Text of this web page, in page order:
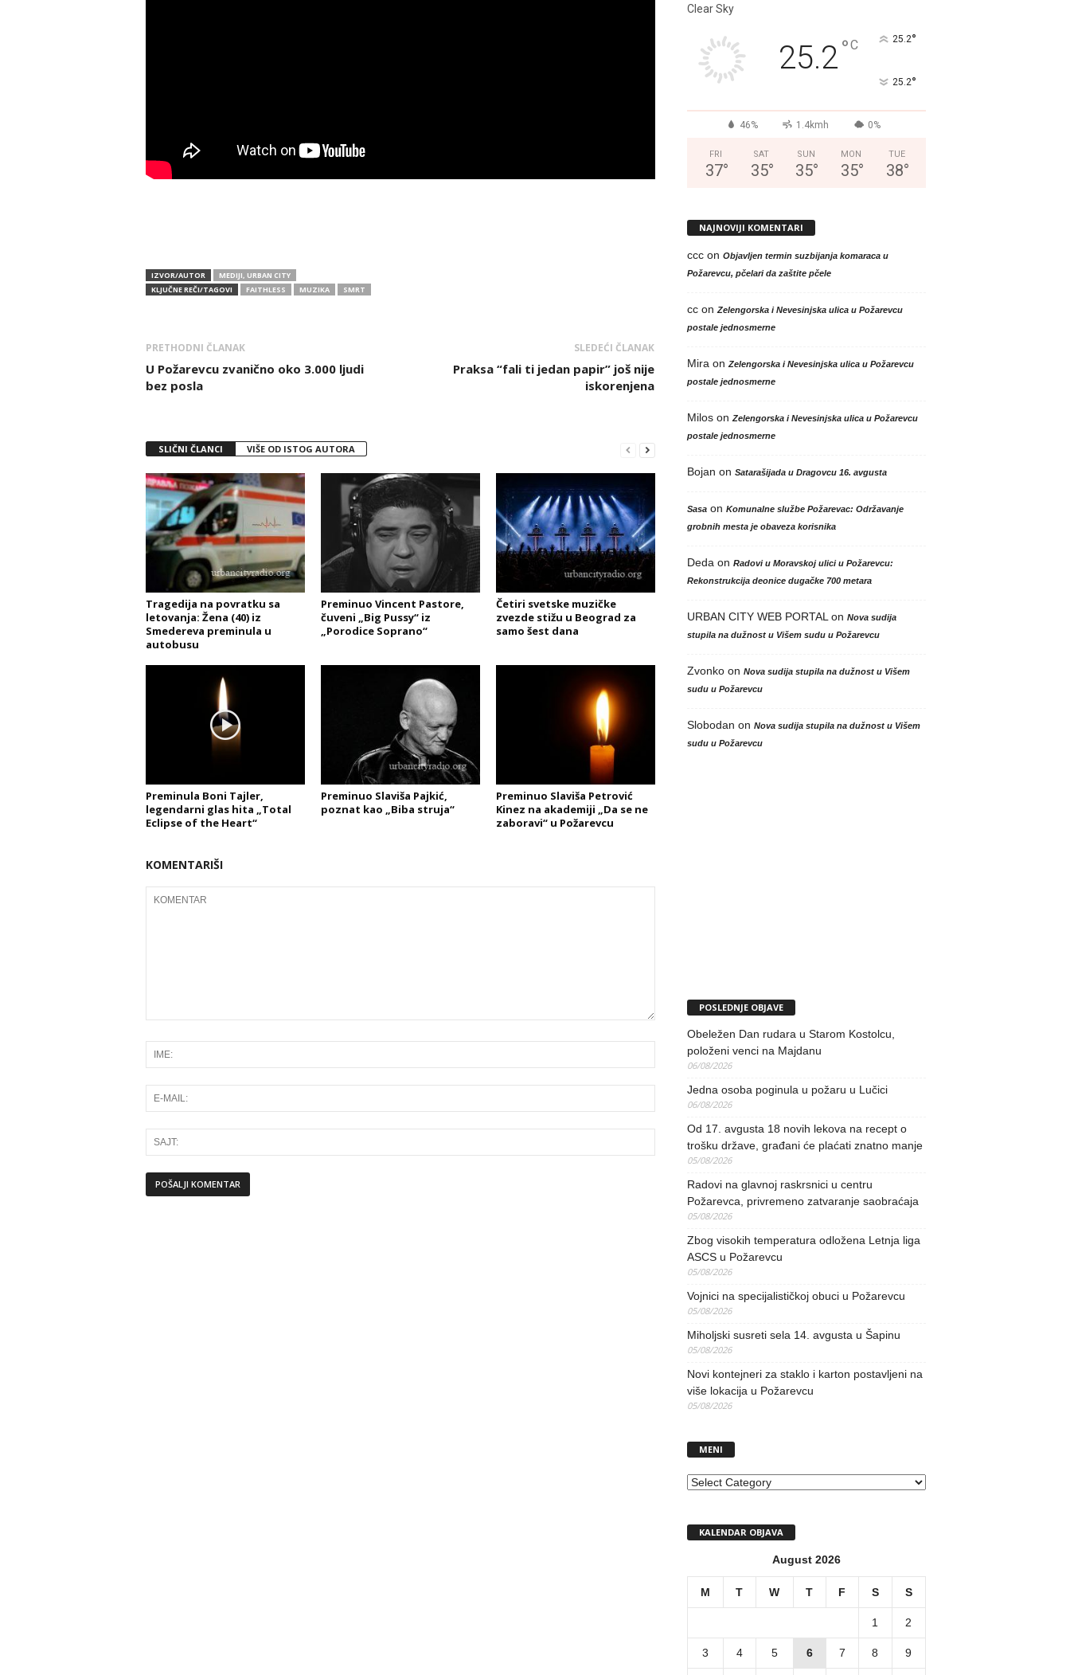
IZVOR/AUTOR
MEDIJI, URBAN CITY
KLJUČNE REČI/TAGOVI
FAITHLESS MUZIKA SMRT
PRETHODNI ČLANAK
U Požarevcu zvanično oko 3.000 ljudi
bez posla
SLEDEĆI ČLANAK
Praksa “fali ti jedan papir” još nije
iskorenjena
SLIČNI ČLANCI VIŠE OD ISTOG AUTORA
Tragedija na povratku sa
letovanja: Žena (40) iz
Smedereva preminula u
autobusu
Preminuo Vincent Pastore,
čuveni „Big Pussy“ iz
„Porodice Soprano“
Četiri svetske muzičke
zvezde stižu u Beograd za
samo šest dana
Preminula Boni Tajler,
legendarni glas hita „Total
Eclipse of the Heart“
Preminuo Slaviša Pajkić,
poznat kao „Biba struja“
Preminuo Slaviša Petrović
Kinez na akademiji „Da se ne
zaboravi“ u Požarevcu
KOMENTARIŠI
Clear Sky
25.2°C 25.2°
25.2°
46% 1.4kmh 0%
FRI
37°
SAT
35°
SUN
35°
MON
35°
TUE
38°
NAJNOVIJI KOMENTARI
cccon Objavljen termin suzbijanja komaraca u
Požarevcu, pčelari da zaštite pčele
ccon Zelengorska i Nevesinjska ulica u Požarevcu
postale jednosmerne
Mira on Zelengorska i Nevesinjska ulica u Požarevcu
postale jednosmerne
Miloson Zelengorska i Nevesinjska ulica u Požarevcu
postale jednosmerne
Bojan on Satarašijada u Dragovcu 16. avgusta
Sasaon Komunalne službe Požarevac: Održavanje
grobnih mesta je obaveza korisnika
Deda on Radovi u Moravskoj ulici u Požarevcu:
Rekonstrukcija deonice dugačke 700 metara
URBAN CITY WEB PORTAL on Nova sudija
stupila na dužnost u Višem sudu u Požarevcu
Zvonkoon Nova sudija stupila na dužnost u Višem
sudu u Požarevcu
Slobodan on Nova sudija stupila na dužnost u Višem
sudu u Požarevcu
POSLEDNJE OBJAVE
Obeležen Dan rudara u Starom Kostolcu,
položeni venci na Majdanu
06/08/2026
Jedna osoba poginula u požaru u Lučici
06/08/2026
Od 17. avgusta 18 novih lekova na recept o
trošku države, građani će plaćati znatno manje
05/08/2026
Radovi na glavnoj raskrsnici u centru
Požarevca, privremeno zatvaranje saobraćaja
05/08/2026
Zbog visokih temperatura odložena Letnja liga
ASCS u Požarevcu
05/08/2026
Vojnici na specijalističkoj obuci u Požarevcu
05/08/2026
Miholjski susreti sela 14. avgusta u Šapinu
05/08/2026
Novi kontejneri za staklo i karton postavljeni na
više lokacija u Požarevcu
05/08/2026
MENI
MENI
KALENDAR OBJAVA
August 2026
M T W T F S S
1 2
3 4 5 6 7 8 9